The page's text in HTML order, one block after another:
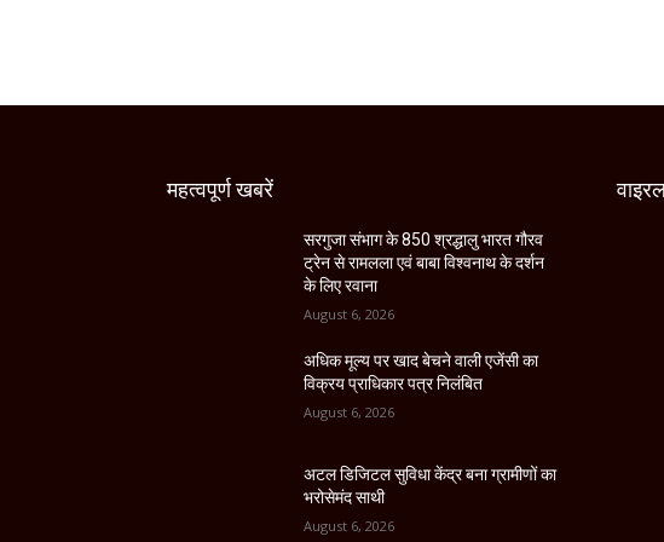
महत्वपूर्ण खबरें
सरगुजा संभाग के 850 श्रद्धालु भारत गौरव
ट्रेन से रामलला एवं बाबा विश्वनाथ के दर्शन
के लिए रवाना
August 6, 2026
अधिक मूल्य पर खाद बेचने वाली एजेंसी का
विक्रय प्राधिकार पत्र निलंबित
August 6, 2026
अटल डिजिटल सुविधा केंद्र बना ग्रामीणों का
भरोसेमंद साथी
August 6, 2026